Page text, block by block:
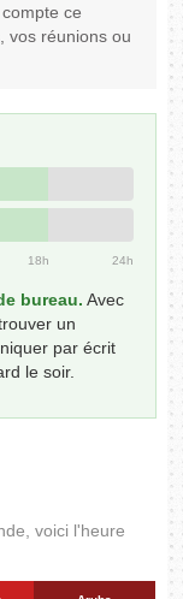
ce
vos réunions ou
18h 24h
bureau. Avec
un
par écrit
le soir.
voici l'heure